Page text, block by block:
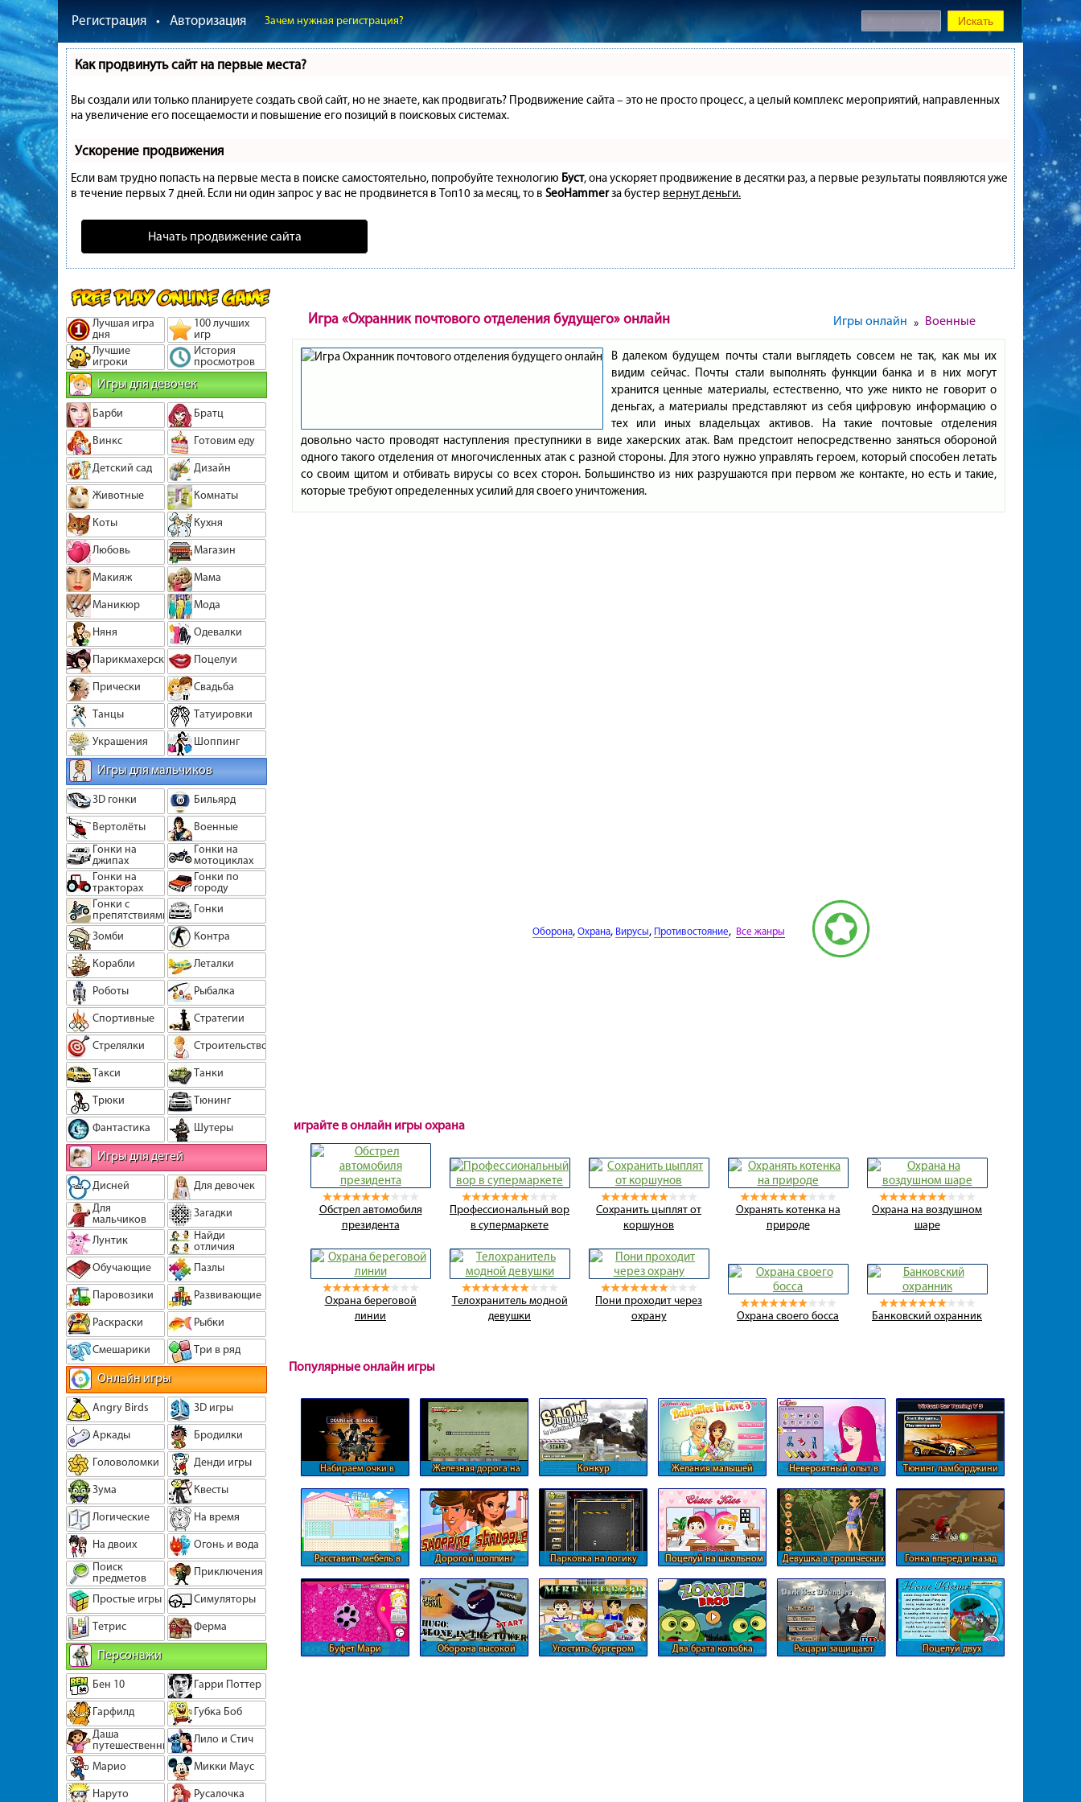
Регистрация • Авторизация Зачем нужная регистрация?
Как продвинуть сайт на первые места?
Вы создали или только планируете создать свой сайт, но не знаете, как продвигать? Продвижение сайта – это не просто процесс, а целый комплекс мероприятий, направленных
на увеличение его посещаемости и повышение его позиций в поисковых системах.
Ускорение продвижения
Если вам трудно попасть на первые места в поиске самостоятельно, попробуйте технологию Буст, она ускоряет продвижение в десятки раз, а первые результаты появляются уже
в течение первых 7 дней. Если ни один запрос у вас не продвинется в Топ10 за месяц, то в SeoHammerза бустер вернут деньги.
Начать продвижение сайта
Лучшая игра
дня
100 лучших
игр
Лучшие
игроки
История
просмотров
Игры для девочек
Барби
Братц
Винкс
Готовим еду
Детский сад
Дизайн
Животные
Комнаты
Коты
Кухня
Любовь
Магазин
Макияж
Мама
Маникюр
Мода
Няня
Одевалки
Парикмахерская
Поцелуи
Прически
Свадьба
Танцы
Татуировки
Украшения
Шоппинг
Игры для мальчиков
3D гонки
Бильярд
Вертолёты
Военные
Гонки на
джипах
Гонки на
мотоциклах
Гонки на
тракторах
Гонки по
городу
Гонки с
препятствиями
Гонки
Зомби
Контра
Корабли
Леталки
Роботы
Рыбалка
Спортивные
Стратегии
Стрелялки
Строительство
Такси
Танки
Трюки
Тюнинг
Фантастика
Шутеры
Игры для детей
Дисней
Для девочек
Для
мальчиков
Загадки
Лунтик
Найди
отличия
Обучающие
Пазлы
Паровозики
Развивающие
Раскраски
Рыбки
Смешарики
Три в ряд
Онлайн игры
Angry Birds
3D игры
Аркады
Бродилки
Головоломки
Денди игры
Зума
Квесты
Логические
На время
На двоих
Огонь и вода
Поиск
предметов
Приключения
Простые игры
Симуляторы
Тетрис
Ферма
Персонажи
Бен 10
Гарри Поттер
Гарфилд
Губка Боб
Даша
путешественница
Лило и Стич
Марио
Микки Маус
Наруто
Русалочка
Игра «Охранник почтового отделения будущего» онлайн Игры онлайн » Военные
В далеком будущем почты стали выглядеть совсем не так, как мы их
видим сейчас. Почты стали выполнять функции банка и в них могут
хранится ценные материалы, естественно, что уже никто не говорит о
деньгах, а материалы представляют из себя цифровую информацию о
тех или иных владельцах активов. На такие почтовые отделения
довольно часто проводят наступления преступники в виде хакерских атак. Вам предстоит непосредственно заняться обороной
одного такого отделения от многочисленных атак с разной стороны. Для этого нужно управлять героем, который способен летать
со своим щитом и отбивать вирусы со всех сторон. Большинство из них разрушаются при первом же контакте, но есть и такие,
которые требуют определенных усилий для своего уничтожения.
Оборона, Охрана, Вирусы, Противостояние, Все жанры
играйте в онлайн игры охрана
Обстрел автомобиля
президента
Профессиональный вор
в супермаркете
Сохранить цыплят от
коршунов
Охранять котенка на
природе
Охрана на воздушном
шаре
Охрана береговой
линии
Телохранитель модной
девушки
Пони проходит через
охрану
Охрана своего босса Банковский охранник
Популярные онлайн игры
Набираем очки в
Железная дорога на
Конкур Желания малышей
Невероятный опыт в
Тюнинг ламборджини
Расставить мебель в
Дорогой шоппинг Парковка на логику
Поцелуй на школьном
Девушка в тропических
Гонка вперед и назад
Буфет Мари
Оборона высокой
Угостить бургером Два брата колобка
Рыцари защищают
Поцелуй двух